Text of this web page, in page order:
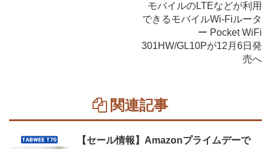
モバイルのLTEなどが利用
できるモバイルWi-Fiルータ
ー Pocket WiFi
301HW/GL10Pが12月6日発
売へ
関連記事
【セール情報】Amazonプライムデーで